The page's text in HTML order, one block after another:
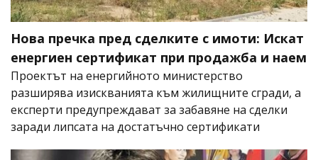
Нова пречка пред сделките с имоти: Искат
енергиен сертификат при продажба и наем
Проектът на енергийното министерство
разширява изискванията към жилищните сгради, а
експерти предупреждават за забавяне на сделки
заради липсата на достатъчно сертификати